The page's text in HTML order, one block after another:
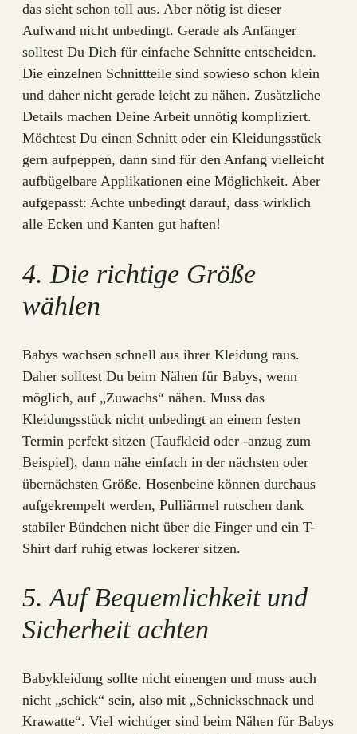
das sieht schon toll aus. Aber nötig ist dieser
Aufwand nicht unbedingt. Gerade als Anfänger
solltest Du Dich für einfache Schnitte entscheiden.
Die einzelnen Schnittteile sind sowieso schon klein
und daher nicht gerade leicht zu nähen. Zusätzliche
Details machen Deine Arbeit unnötig kompliziert.
Möchtest Du einen Schnitt oder ein Kleidungsstück
gern aufpeppen, dann sind für den Anfang vielleicht
aufbügelbare Applikationen eine Möglichkeit. Aber
aufgepasst: Achte unbedingt darauf, dass wirklich
alle Ecken und Kanten gut haften!
4. Die richtige Größe
wählen
Babys wachsen schnell aus ihrer Kleidung raus.
Daher solltest Du beim Nähen für Babys, wenn
möglich, auf „Zuwachs“ nähen. Muss das
Kleidungsstück nicht unbedingt an einem festen
Termin perfekt sitzen (Taufkleid oder -anzug zum
Beispiel), dann nähe einfach in der nächsten oder
übernächsten Größe. Hosenbeine können durchaus
aufgekrempelt werden, Pulliärmel rutschen dank
stabiler Bündchen nicht über die Finger und ein T-
Shirt darf ruhig etwas lockerer sitzen.
5. Auf Bequemlichkeit und
Sicherheit achten
Babykleidung sollte nicht einengen und muss auch
nicht „schick“ sein, also mit „Schnickschnack und
Krawatte“. Viel wichtiger sind beim Nähen für Babys